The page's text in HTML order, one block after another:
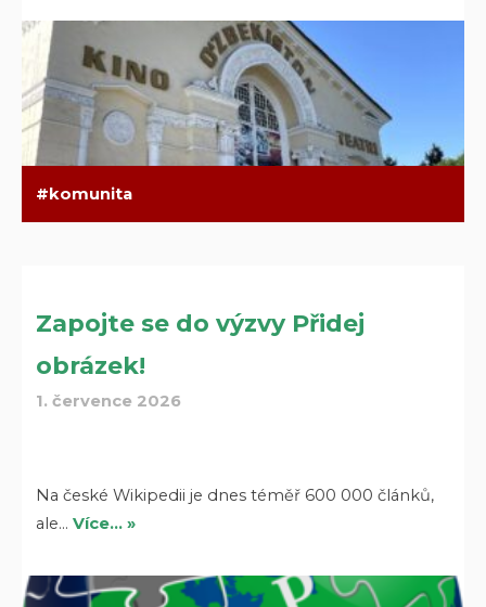
komunita
Zapojte se do výzvy Přidej
obrázek!
1. července 2026
Na české Wikipedii je dnes téměř 600 000 článků,
ale…Více… »